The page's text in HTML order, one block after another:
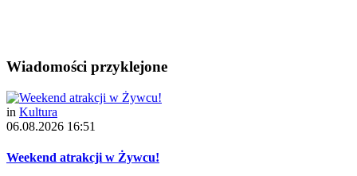
Wiadomości przyklejone
in Kultura
06.08.2026 16:51
Weekend atrakcji w Żywcu!